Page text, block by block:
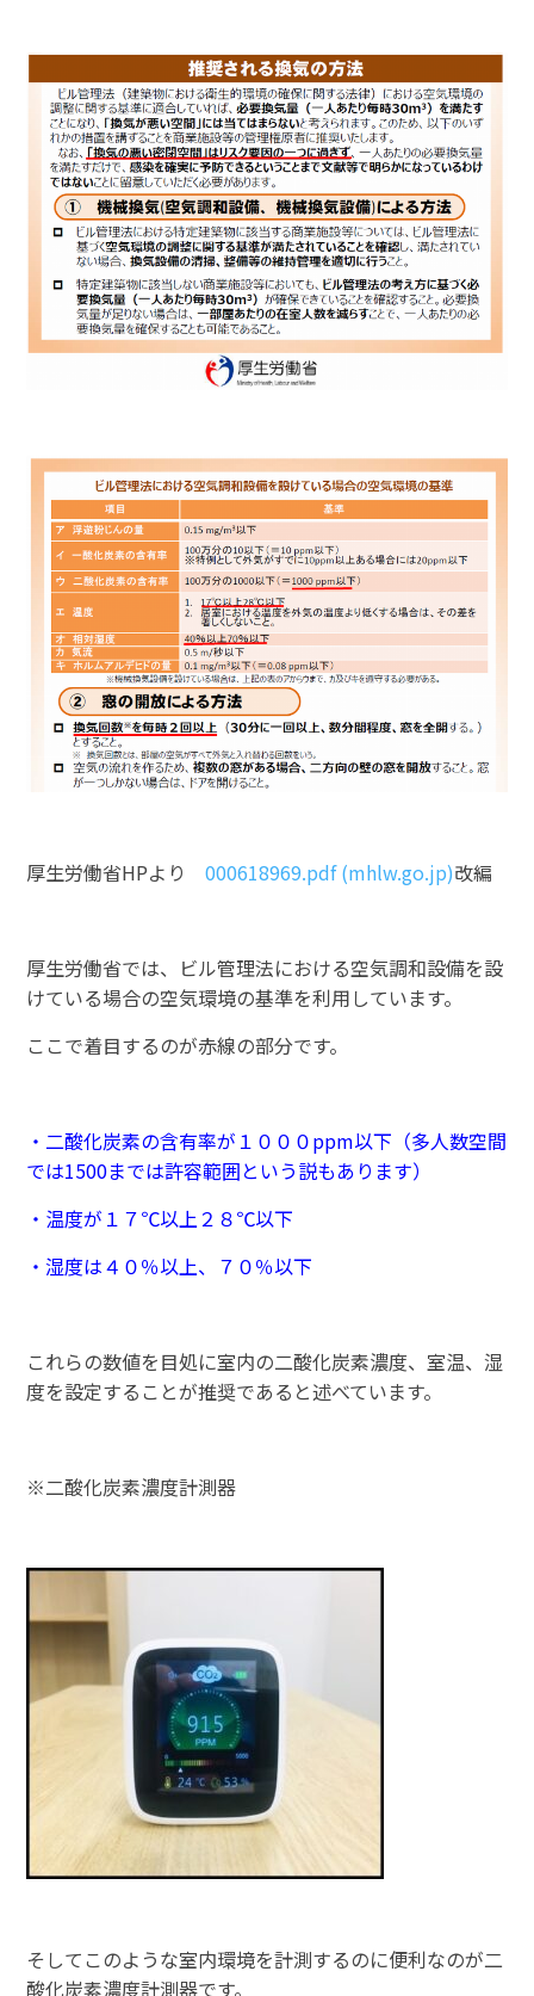
厚生労働省HPより000618969.pdf (mhlw.go.jp)改編
厚生労働省では、ビル管理法における空気調和設備を設
けている場合の空気環境の基準を利用しています。
ここで着目するのが赤線の部分です。
・二酸化炭素の含有率が１０００ppm以下（多人数空間
では1500までは許容範囲という説もあります）
・温度が１７℃以上２８℃以下
・湿度は４０％以上、７０％以下
これらの数値を目処に室内の二酸化炭素濃度、室温、湿
度を設定することが推奨であると述べています。
※二酸化炭素濃度計測器
そしてこのような室内環境を計測するのに便利なのが二
酸化炭素濃度計測器です。